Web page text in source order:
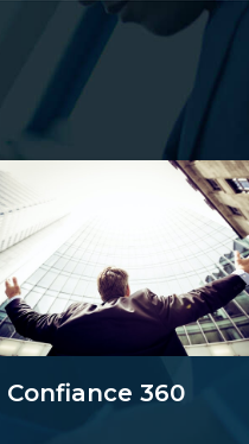
Confiance 360